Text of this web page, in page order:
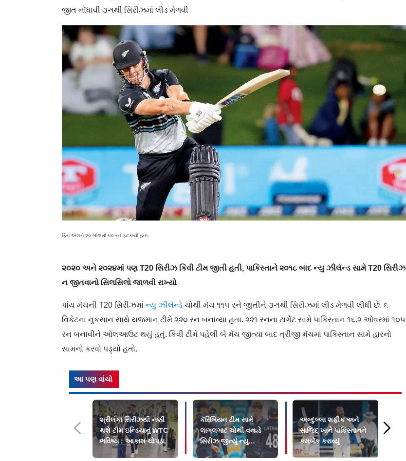
જીત નોંધાવી ૩-૧થી સિરીઝમાં લીડ મેળવી
ફિન એલને ૨૦ બૉલમાં ૫૦ રન ફટકાર્યા હતા.
૨૦૨૦ અને ૨૦૨૪માં પણ T20 સિરીઝ કિવી ટીમ જીતી હતી, પાકિસ્તાને ૨૦૧૮ બાદ ન્યુ ઝીલૅન્ડ સામે T20 સિરીઝ
ન જીતવાનો સિલસિલો જાળવી રાખ્યો
પાંચ મૅચની T20 સિરીઝમાં ન્યુ ઝીલૅન્ડે ચોથી મૅચ ૧૧૫ રને જીતીને ૩-૧થી સિરીઝમાં લીડ મેળવી લીધી છે. ૬
વિકેટના નુકસાન સાથે યજમાન ટીમે ૨૨૦ રન બનાવ્યા હતા. ૨૨૧ રનના ટાર્ગેટ સામે પાકિસ્તાન ૧૬.૨ ઓવરમાં ૧૦૫
રન બનાવીને ઑલઆઉટ થયું હતું. કિવી ટીમે પહેલી બે મૅચ જીત્યા બાદ ત્રીજી મૅચમાં પાકિસ્તાન સામે હારનો
સામનો કરવો પડ્યો હતો.
આ પણ વાંચો
શ્રીલંકા સિરીઝથી નક્કી
થશે ટીમ ઇન્ડિયાનું WTC
ભવિષ્ય : આકાશ ચોપડા
કૅરિબિયન ટીમ સામે
લાગલગાટ ચોથી વન-ડે
સિરીઝ જીત્યું ન્યુ
ઝીલૅન્ડ
અબ્દુલ્લા શફીક અને
સાજિદ ખાને પાકિસ્તાનને
કમબૅક કરાવ્યું